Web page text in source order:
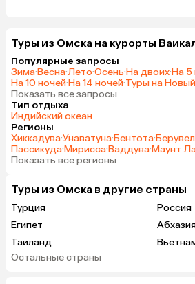
Туры из Омска на курорты
Популярные запросы
Зима·Весна·Лето·Осень·На двоих·На 5
На 10 ночей·На 14 ночей·Туры на
Показать все запросы
Тип отдыха
Индийский океан
Регионы
Хиккадува·Унаватуна·Бентота·
Пассикуда·Мирисса·Ваддува·Маунт
Показать все регионы
Туры из Омска в другие страны
Турция
Россия
Египет
Таиланд
ОАЭ
Остальные страны